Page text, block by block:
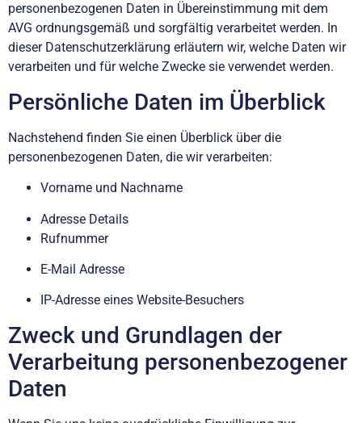
personenbezogenen Daten in Übereinstimmung mit dem
AVG ordnungsgemäß und sorgfältig verarbeitet werden. In
dieser Datenschutzerklärung erläutern wir, welche Daten wir
verarbeiten und für welche Zwecke sie verwendet werden.
Persönliche Daten im Überblick
Nachstehend finden Sie einen Überblick über die
personenbezogenen Daten, die wir verarbeiten:
Vorname und Nachname
Adresse Details
Rufnummer
E-Mail Adresse
IP-Adresse eines Website-Besuchers
Zweck und Grundlagen der
Verarbeitung personenbezogener
Daten